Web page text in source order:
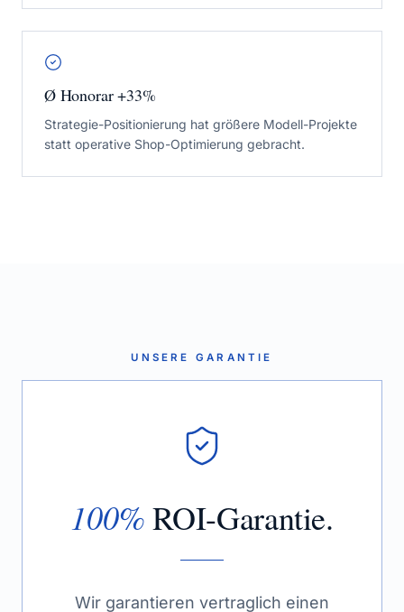
Ø Honorar +33%
Strategie-Positionierung hat größere Modell-Projekte
statt operative Shop-Optimierung gebracht.
UNSERE GARANTIE
100%ROI-Garantie.
Wir garantieren vertraglich einen